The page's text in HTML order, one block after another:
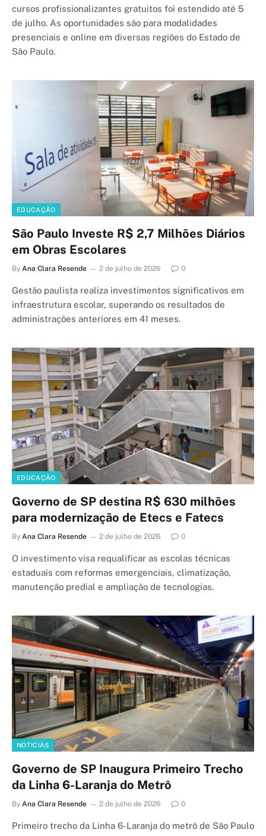
cursos profissionalizantes gratuitos foi estendido até 5
de julho. As oportunidades são para modalidades
presenciais e online em diversas regiões do Estado de
São Paulo.
EDUCAÇÃO
São Paulo Investe R$ 2,7 Milhões Diários
em Obras Escolares
By Ana Clara Resende 2 de julho de 2026 0
Gestão paulista realiza investimentos significativos em
infraestrutura escolar, superando os resultados de
administrações anteriores em 41 meses.
EDUCAÇÃO
Governo de SP destina R$ 630 milhões
para modernização de Etecs e Fatecs
By Ana Clara Resende 2 de julho de 2026 0
O investimento visa requalificar as escolas técnicas
estaduais com reformas emergenciais, climatização,
manutenção predial e ampliação de tecnologias.
NOTICIAS
Governo de SP Inaugura Primeiro Trecho
da Linha 6-Laranja do Metrô
By Ana Clara Resende 2 de julho de 2026 0
Primeiro trecho da Linha 6-Laranja do metrô de São Paulo